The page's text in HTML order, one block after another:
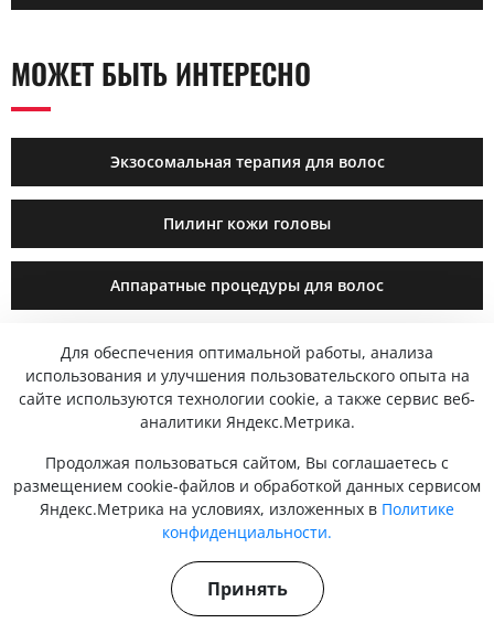
МОЖЕТ БЫТЬ ИНТЕРЕСНО
Экзосомальная терапия для волос
Пилинг кожи головы
Аппаратные процедуры для волос
PRP-терапия для волос
Трихоскопия
ОКАЗЫВАЕМЫЕ МЕДИЦИНСКИЕ
УСЛУГИ РЕГЛАМЕНТИРУЮТСЯ
Для обеспечения оптимальной работы, анализа
использования и улучшения пользовательского опыта на
сайте используются технологии cookie, а также сервис веб-
аналитики Яндекс.Метрика.
Продолжая пользоваться сайтом, Вы соглашаетесь с
размещением cookie-файлов и обработкой данных сервисом
Яндекс.Метрика на условиях, изложенных в Политике
конфиденциальности.
Принять